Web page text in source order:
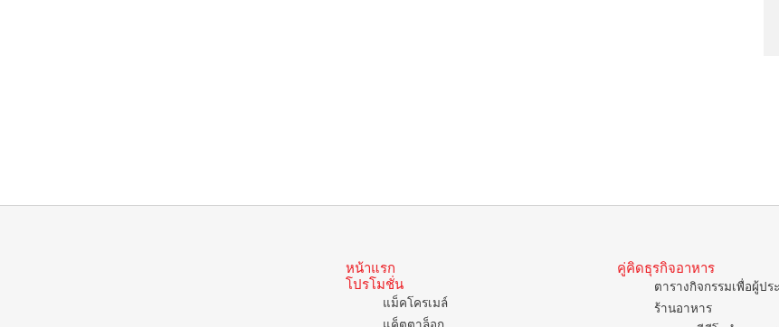
หน้าแรก
โปรโมชั่น
แม็คโครเมล์
คู่คิดธุรกิจอาหาร
ตารางกิจกรรมเพื่อผู้ปร
ร้านอาหาร